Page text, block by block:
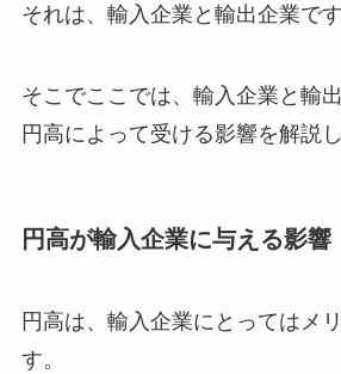
それは、輸入企業と輸出企業です
そこでここでは、輸入企業と輸
円高によって受ける影響を解説し
円高が輸入企業に与える影響
円高は、輸入企業にとってはメ
す。